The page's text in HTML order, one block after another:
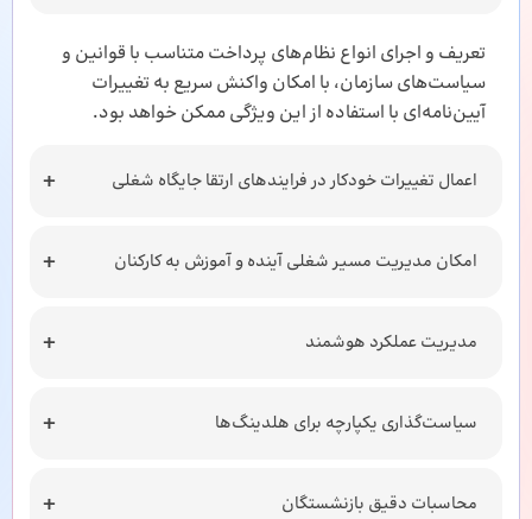
تعریف و اجرای انواع نظام‌های پرداخت متناسب با قوانین و
سیاست‌های سازمان، با امکان واکنش سریع به تغییرات
آیین‌نامه‌ای با استفاده از این ویژگی ممکن خواهد بود.
اعمال تغییرات خودکار در فرایندهای ارتقا جایگاه شغلی
امکان مدیریت مسیر شغلی آینده و آموزش به کارکنان
مدیریت عملکرد هوشمند
سیاست‌گذاری یکپارچه برای هلدینگ‌ها
محاسبات دقیق بازنشستگان